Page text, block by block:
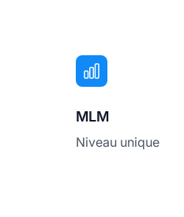
MLM
Niveau unique